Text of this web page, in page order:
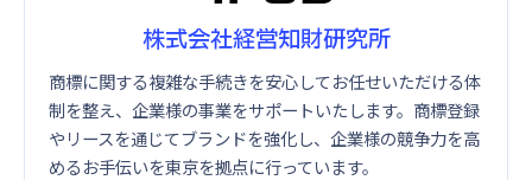
株式会社経営知財研究所
商標に関する複雑な手続きを安心してお任せいただける体
制を整え、企業様の事業をサポートいたします。商標登録
やリースを通じてブランドを強化し、企業様の競争力を高
めるお手伝いを東京を拠点に行っています。